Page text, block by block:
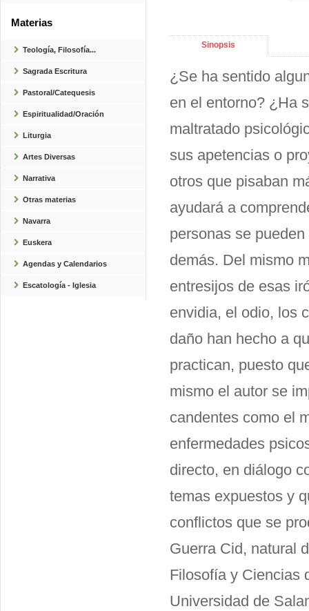
Materias
Teología, Filosofía...
Sagrada Escritura
Pastoral/Catequesis
Espiritualidad/Oración
Liturgia
Artes Diversas
Narrativa
Otras materias
Navarra
Euskera
Agendas y Calendarios
Escatología - Iglesia
Sinopsis
¿Se ha sentido
en el entorno? ¿Ha
maltratado
sus apetencias o
otros que pisaban
ayudará a
personas se
demás. Del mismo
entresijos de esas
envidia, el odio, los
daño han hecho a
practican, puesto
mismo el autor se
candentes como el
enfermedades
directo, en diálogo
temas expuestos y
conflictos que se
Guerra Cid, natural
Filosofía y Ciencias
Universidad de